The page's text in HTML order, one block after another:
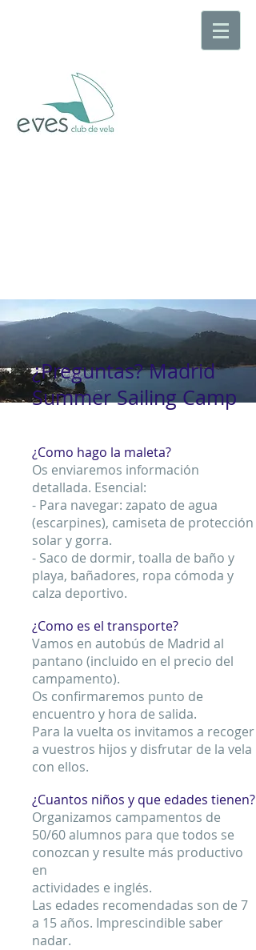
¿Preguntas? Madrid
Summer Sailing Camp
¿Como hago la maleta?
Os enviaremos información
detallada. Esencial:
- Para navegar: zapato de agua
(escarpines), camiseta de protección
solar y gorra.
- Saco de dormir, toalla de baño y
playa, bañadores, ropa cómoda y
calza deportivo.
¿Como es el transporte?
Vamos en autobús de Madrid al
pantano (incluido en el precio del
campamento).
Os confirmaremos punto de
encuentro y hora de salida.
Para la vuelta os invitamos a recoger
a vuestros hijos y disfrutar de la vela
con ellos.
¿Cuantos niños y que edades tienen?
Organizamos campamentos de
50/60 alumnos para que todos se
conozcan y resulte más productivo
en
actividades e inglés.
Las edades recomendadas son de 7
a 15 años. Imprescindible saber
nadar.